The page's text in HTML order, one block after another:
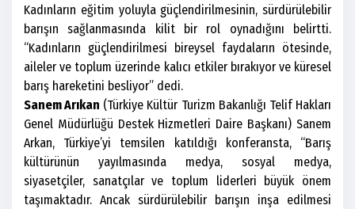
Kadınların eğitim yoluyla güçlendirilmesinin, sürdürülebilir
barışın sağlanmasında kilit bir rol oynadığını belirtti.
“Kadınların güçlendirilmesi bireysel faydaların ötesinde,
aileler ve toplum üzerinde kalıcı etkiler bırakıyor ve küresel
barış hareketini besliyor” dedi.
Sanem Arıkan (Türkiye Kültür Turizm Bakanlığı Telif Hakları
Genel Müdürlüğü Destek Hizmetleri Daire Başkanı) Sanem
Arkan, Türkiye’yi temsilen katıldığı konferansta, “Barış
kültürünün yayılmasında medya, sosyal medya,
siyasetçiler, sanatçılar ve toplum liderleri büyük önem
taşımaktadır. Ancak sürdürülebilir barışın inşa edilmesi